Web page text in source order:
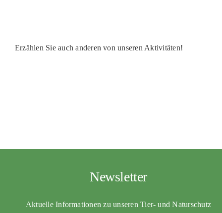
Erzählen Sie auch anderen von unseren Aktivitäten!
Newsletter
Aktuelle Informationen zu unseren Tier- und Naturschutz